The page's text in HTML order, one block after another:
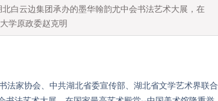
白云边集团承办的墨华翰韵尤中会书法艺术大展，在
学原政委赵克明
法家协会、中共湖北省委宣传部、湖北省文学艺术界联合